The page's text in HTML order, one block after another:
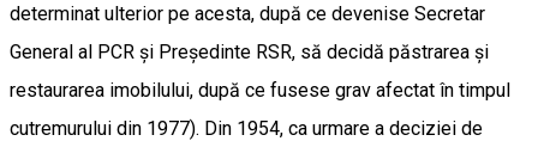
determinat ulterior pe acesta, după ce devenise Secretar
General al PCR și Președinte RSR, să decidă păstrarea și
restaurarea imobilului, după ce fusese grav afectat în timpul
cutremurului din 1977). Din 1954, ca urmare a deciziei de